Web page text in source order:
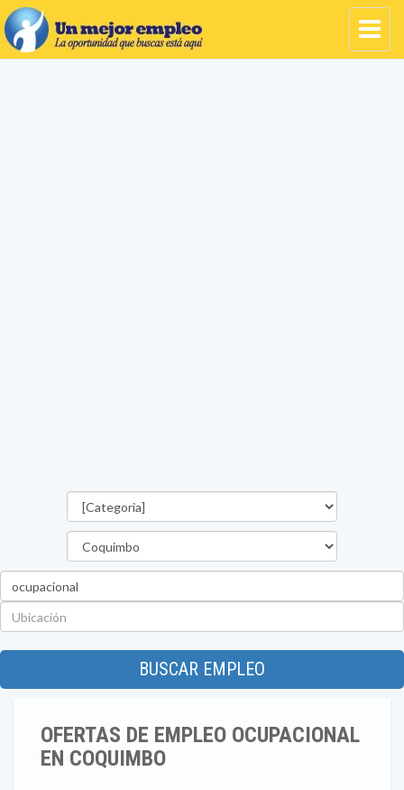
BUSCAR EMPLEO
OFERTAS DE EMPLEO OCUPACIONAL
EN COQUIMBO